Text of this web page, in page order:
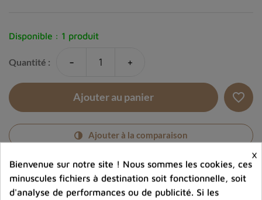
Disponible : 1 produit
Quantité : - +
Ajouter au panier favorite_border
Ajouter à la comparaison
help_outline Posez une question sur ce produit
×
Bienvenue sur notre site ! Nous sommes les cookies, ces
minuscules fichiers à destination soit fonctionnelle, soit
d'analyse de performances ou de publicité. Si les